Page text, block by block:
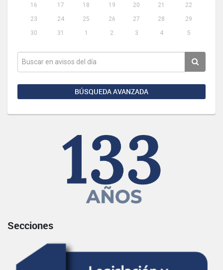
16
17 18 19 20 21
22
23
24 25 26 27 28
29
30
31 1 2 3 4 5
BÚSQUEDA AVANZADA
Secciones